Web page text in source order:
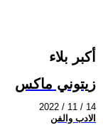
أكبر بلاء
زيتوني ماكس
2022 / 11 / 14
الادب والفن